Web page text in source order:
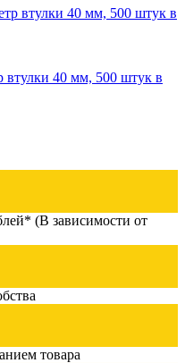
втулки 40 мм, 500 штук в
(В зависимости от
товара